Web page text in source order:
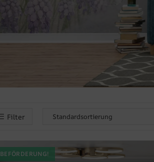
Filter
BEFÖRDERUNG!